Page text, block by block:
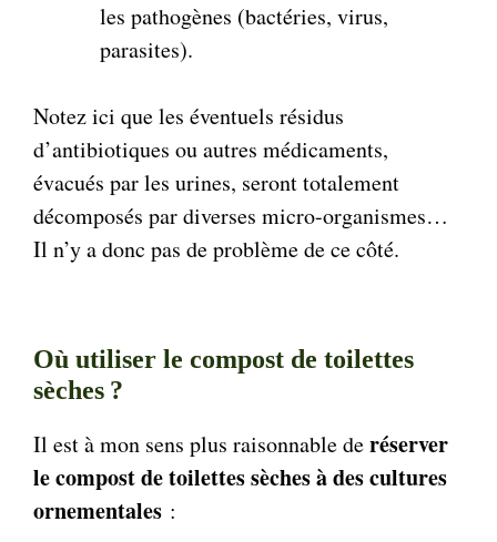
les pathogènes (bactéries, virus,
parasites).
Notez ici que les éventuels résidus
d’antibiotiques ou autres médicaments,
évacués par les urines, seront totalement
décomposés par diverses micro-organismes…
Il n’y a donc pas de problème de ce côté.
Où utiliser le compost de toilettes
sèches ?
Il est à mon sens plus raisonnable deréserver
le compost de toilettes sèches à des cultures
ornementales :